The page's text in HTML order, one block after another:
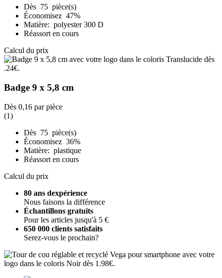
Dès 75 pièce(s)
Économisez 47%
Matière: polyester 300 D
Réassort en cours
Calcul du prix
Badge 9 x 5,8 cm
Dès 0,16 par pièce
(1)
Dès 75 pièce(s)
Économisez 36%
Matière: plastique
Réassort en cours
Calcul du prix
80 ans dexpérience
Nous faisons la différence
Échantillons gratuits
Pour les articles jusqu'à 5 €
650 000 clients satisfaits
Serez-vous le prochain?